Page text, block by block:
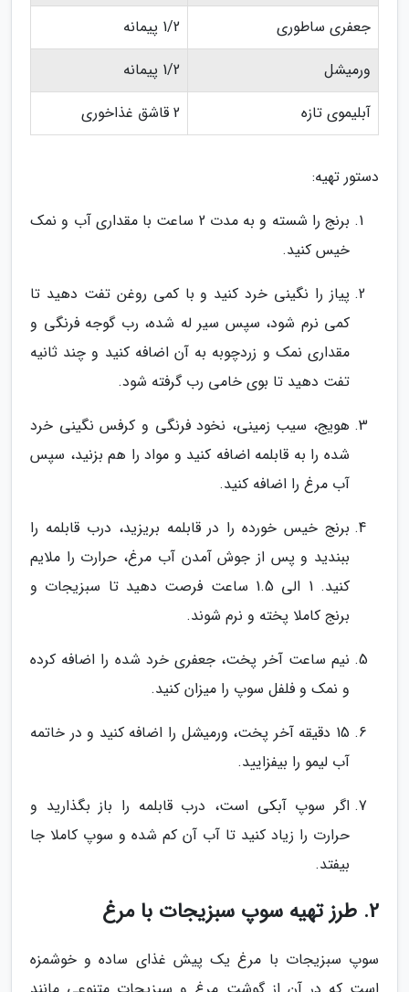
جعفری ساطوری
1/2 پیمانه
ورمیشل
1/2 پیمانه
آبلیموی تازه
2 قاشق غذاخوری
دستور تهیه:
برنج را شسته و به مدت 2 ساعت با مقداری آب و نمک
خیس کنید.
پیاز را نگینی خرد کنید و با کمی روغن تفت دهید تا
کمی نرم شود، سپس سیر له شده، رب گوجه فرنگی و
مقداری نمک و زردچوبه به آن اضافه کنید و چند ثانیه
تفت دهید تا بوی خامی رب گرفته شود.
هویج، سیب زمینی، نخود فرنگی و کرفس نگینی خرد
شده را به قابلمه اضافه کنید و مواد را هم بزنید، سپس
آب مرغ را اضافه کنید.
برنج خیس خورده را در قابلمه بریزید، درب قابلمه را
ببندید و پس از جوش آمدن آب مرغ، حرارت را ملایم
کنید. 1 الی 1.5 ساعت فرصت دهید تا سبزیجات و
برنج کاملا پخته و نرم شوند.
نیم ساعت آخر پخت، جعفری خرد شده را اضافه کرده
و نمک و فلفل سوپ را میزان کنید.
15 دقیقه آخر پخت، ورمیشل را اضافه کنید و در خاتمه
آب لیمو را بیفزایید.
اگر سوپ آبکی است، درب قابلمه را باز بگذارید و
حرارت را زیاد کنید تا آب آن کم شده و سوپ کاملا جا
بیفتد.
2. طرز تهیه سوپ سبزیجات با مرغ
سوپ سبزیجات با مرغ یک پیش غذای ساده و خوشمزه